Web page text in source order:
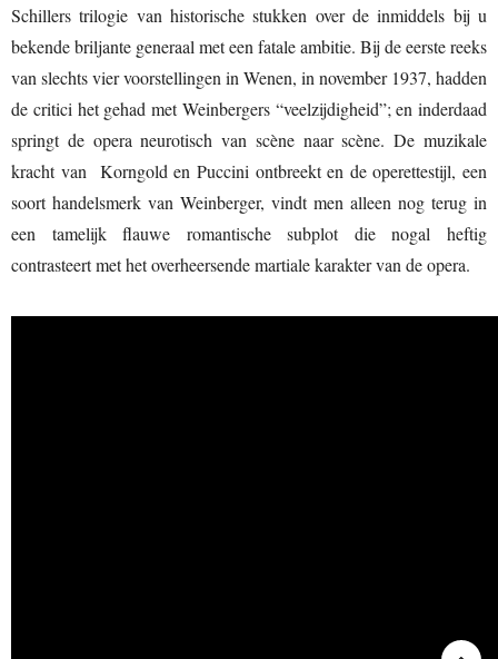
Schillers trilogie van historische stukken over de inmiddels bij u
bekende briljante generaal met een fatale ambitie. Bij de eerste reeks
van slechts vier voorstellingen in Wenen, in november 1937, hadden
de critici het gehad met Weinbergers “veelzijdigheid”; en inderdaad
springt de opera neurotisch van scène naar scène. De muzikale
kracht van Korngold en Puccini ontbreekt en de operettestijl, een
soort handelsmerk van Weinberger, vindt men alleen nog terug in
een tamelijk flauwe romantische subplot die nogal heftig
contrasteert met het overheersende martiale karakter van de opera.